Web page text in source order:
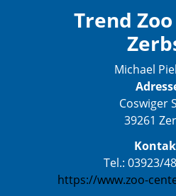
Trend
Michael
Coswiger
39261
Tel.: 03923/
https://www.zoo-